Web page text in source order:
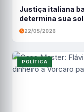
Justiça italiana
determina sua
22/05/2026
POLÍTICA